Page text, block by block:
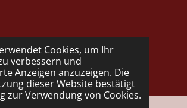
Cookies, um Ihr
verbessern und
Anzeigen anzuzeigen. Die
dieser Website bestätigt
zur Verwendung von Cookies.